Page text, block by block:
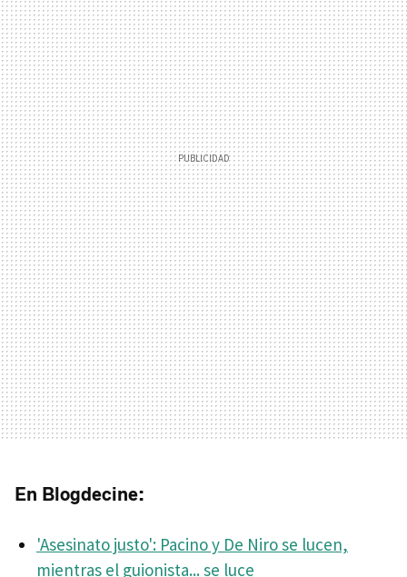
En Blogdecine:
'Asesinato justo': Pacino y De Niro se lucen,
mientras el guionista... se luce